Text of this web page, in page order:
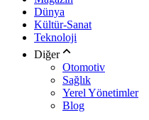
Dünya
Kültür-Sanat
Teknoloji
Diğer
Otomotiv
Sağlık
Yerel Yönetimler
Blog